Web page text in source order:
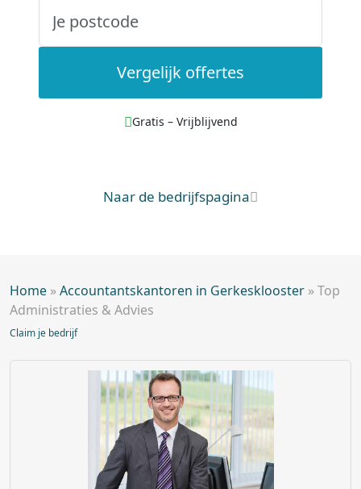
Vergelijk offertes
Gratis – Vrijblijvend
Naar de bedrijfspagina
Home »Accountantskantoren in Gerkesklooster »Top
Administraties & Advies
Claim je bedrijf